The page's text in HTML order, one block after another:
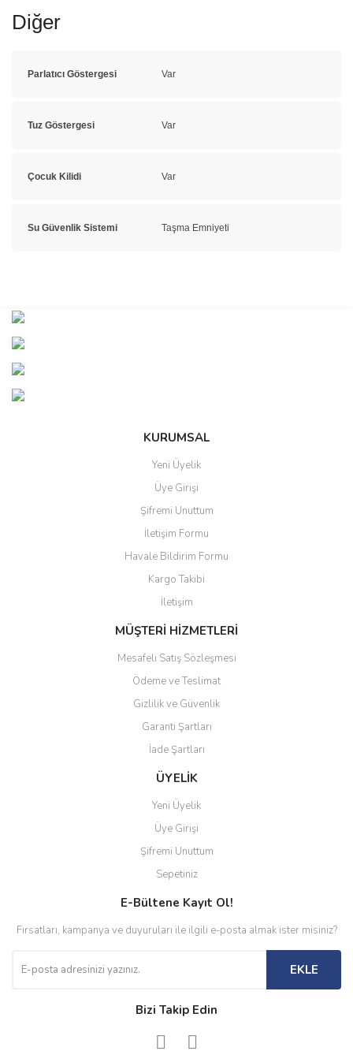
Diğer
Parlatıcı Göstergesi Var
Tuz Göstergesi Var
Çocuk Kilidi Var
Su Güvenlik Sistemi Taşma Emniyeti
konularda yetersiz gördüğünüz noktaları öneri formunu kullanarak
Görüş ve önerileriniz için teşekkür ederiz.
Ürün bilgilerinde hatalar bulunuyor.
Gönder
KURUMSAL
Yeni Üyelik
Üye Girişi
Şifremi Unuttum
İletişim Formu
Havale Bildirim Formu
Kargo Takibi
İletişim
MÜŞTERİ HİZMETLERİ
Mesafeli Satış Sözleşmesi
Ödeme ve Teslimat
Gizlilik ve Güvenlik
Garanti Şartları
İade Şartları
ÜYELİK
Yeni Üyelik
Üye Girişi
Şifremi Unuttum
Sepetiniz
E-Bültene Kayıt Ol!
Fırsatları, kampanya ve duyuruları ile ilgili e-posta almak ister misiniz?
EKLE
Bizi Takip Edin